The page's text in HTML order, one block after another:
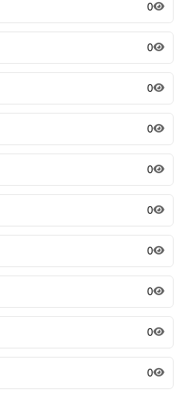
0
0
0
0
0
0
0
0
0
0